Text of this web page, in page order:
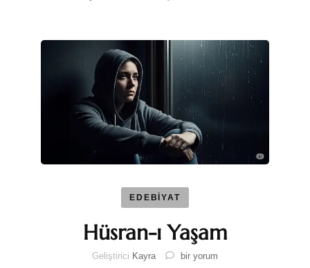
EDEBİYAT
Hüsran-ı Yaşam
Geliştirici Kayra
Hüsran-
bir yorum